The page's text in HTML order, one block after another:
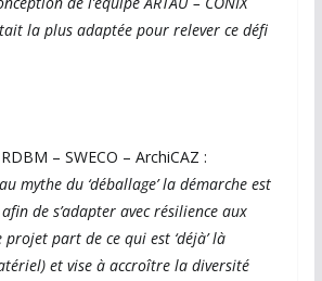
la plus adaptée pour relever ce défi
– SWECO – ArchiCAZ :
mythe du ‘déballage’ la démarche est
de s’adapter avec résilience aux
part de ce qui est ‘déjà’ là
et vise à accroître la diversité